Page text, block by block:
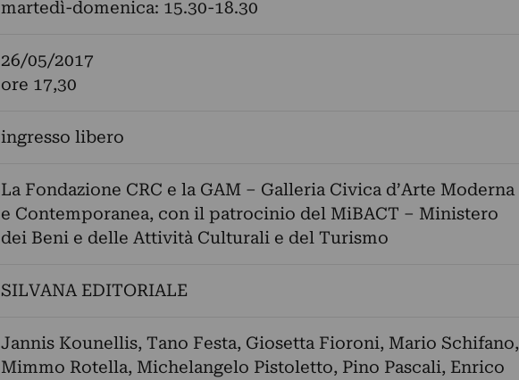
martedì-domenica: 15.30-18.30
26/05/2017
ore 17,30
ingresso libero
La Fondazione CRC e la GAM – Galleria Civica d’Arte Moderna
e Contemporanea, con il patrocinio del MiBACT – Ministero
dei Beni e delle Attività Culturali e del Turismo
SILVANA EDITORIALE
Jannis Kounellis, Tano Festa, Giosetta Fioroni, Mario Schifano,
Mimmo Rotella, Michelangelo Pistoletto, Pino Pascali, Enrico